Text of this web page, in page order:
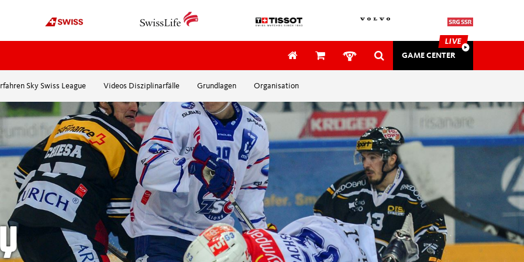
OFFICIATING
Werde Schiedsrichter
Kurse
mehr
EDUCATION
Swissmadehockey
Webinare / Workshops
ORGANISATION
Über uns
Organigramm
Sponsoren
Top8-Gönnervereinigung
Ehrenmitglieder
Pat Schafhauser-Stiftung
Media
International
SAFETY & MEDICAL
SECURITY
EVENTS
Awards
Gutschein
mehr
GAME CENTER
LIVE
Sky Swiss League Videos Disziplinarfälle Grundlagen Organisation